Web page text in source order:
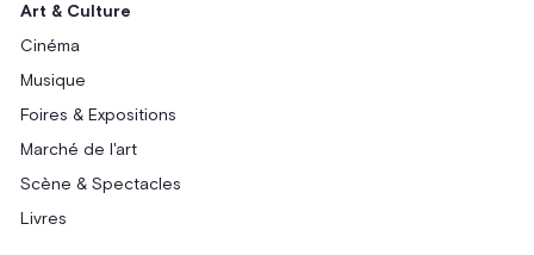
Art & Culture
Cinéma
Musique
Foires & Expositions
Marché de l'art
Scène & Spectacles
Livres